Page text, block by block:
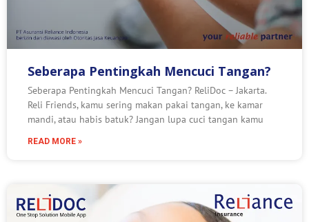
Seberapa Pentingkah Mencuci Tangan?
Seberapa Pentingkah Mencuci Tangan? ReliDoc – Jakarta.
Reli Friends, kamu sering makan pakai tangan, ke kamar
mandi, atau habis batuk? Jangan lupa cuci tangan kamu
READ MORE »